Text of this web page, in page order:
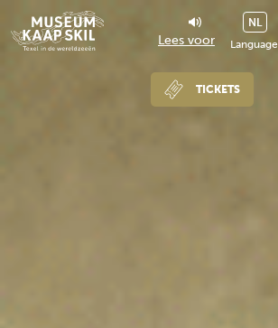
Lees voor Language
NL
TICKETS